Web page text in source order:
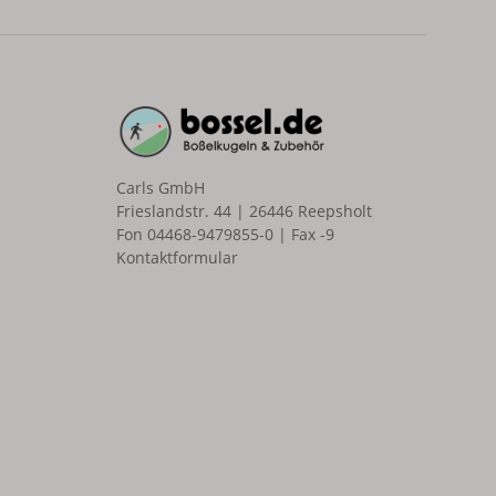
Carls GmbH
Frieslandstr. 44 | 26446 Reepsholt
Fon 04468-9479855-0 | Fax -9
Kontaktformular